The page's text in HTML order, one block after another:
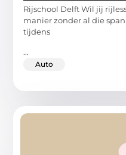
Rijschool Delft Wil jij
manier zonder al die
tijdens
...
Auto